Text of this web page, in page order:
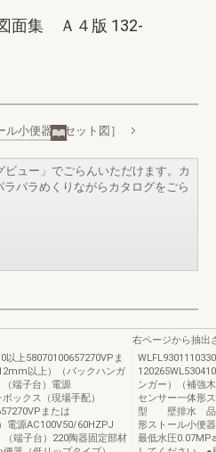
面集 Ａ４版 132-
小便器［セット図］
ュー」でごらんいただけます。カ
パラめくりながらカタログをごら
以上58070100657270VPま
以上）（バックハンガ
（端子台）電源
ックス（現場手配）
または
電源AC100V50/60HZPJ
端子台）220陶器固定部材
右ページから抽出
ンガー）（補強
センサー一体形
型 壁排水 品
形ストール小便
最低水圧